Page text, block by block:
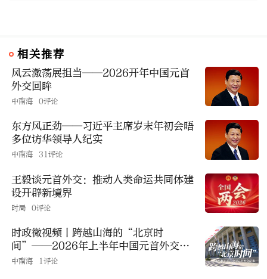
相关推荐
风云激荡展担当——2026开年中国元首
外交回眸
中南海 0评论
东方风正劲——习近平主席岁末年初会晤
多位访华领导人纪实
中南海 31评论
王毅谈元首外交：推动人类命运共同体建
设开辟新境界
时局 0评论
时政微视频丨跨越山海的“北京时
间”——2026年上半年中国元首外交纪
事
中南海 1评论